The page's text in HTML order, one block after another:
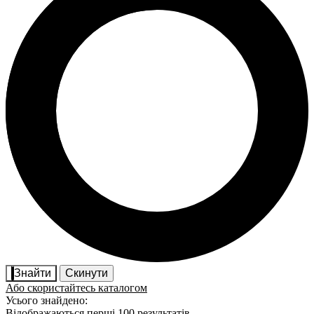
Знайти
Скинути
Або скористайтесь каталогом
Усього знайдено: